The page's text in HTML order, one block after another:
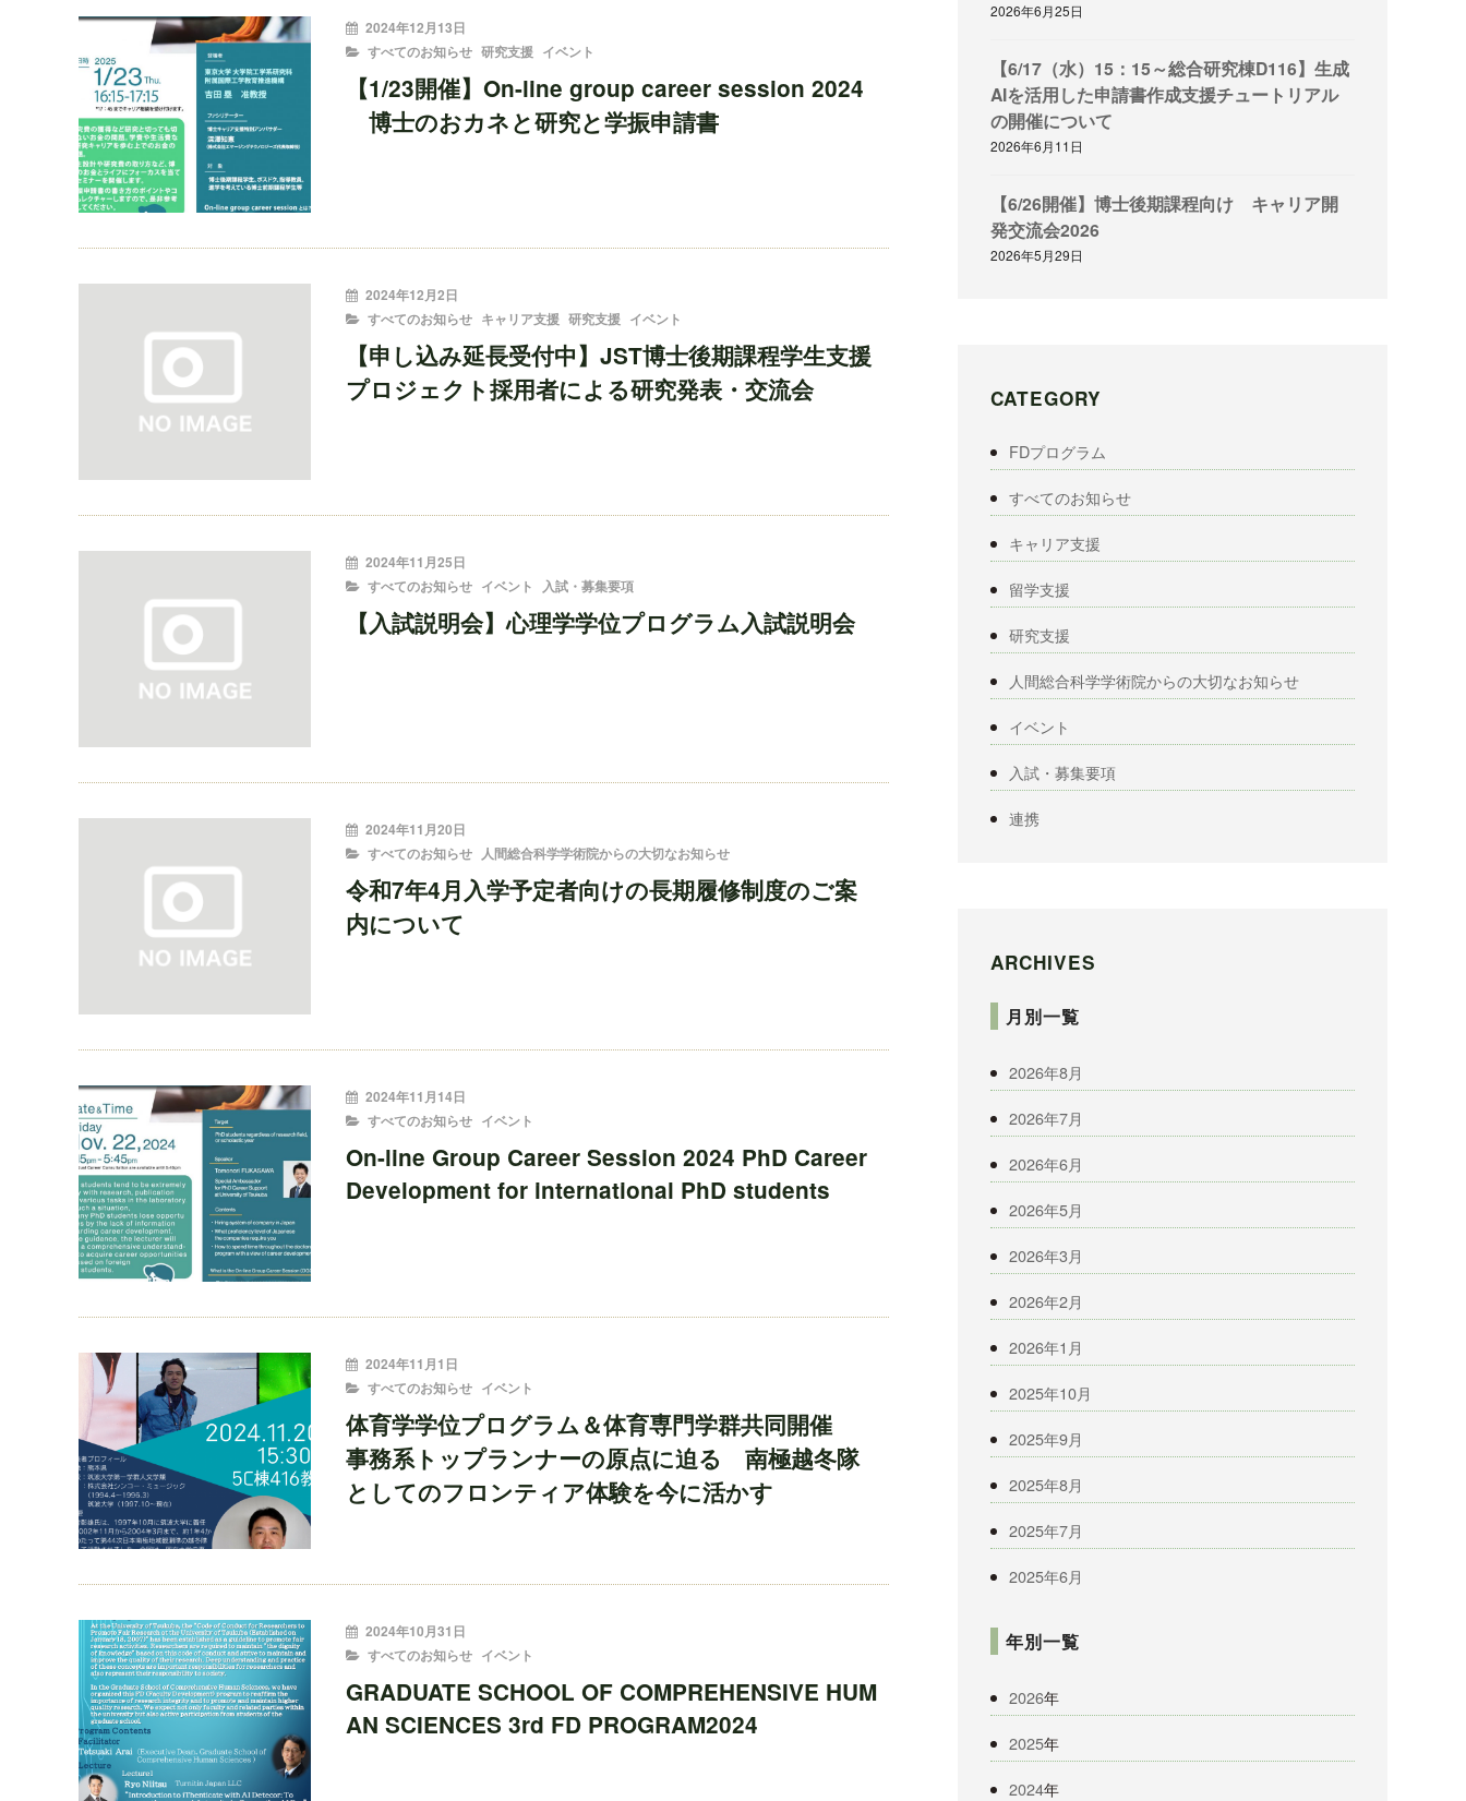
投
稿
2024年12月13日
CATEGORIES
すべてのお知らせ 研究支援 イベント
【1/23開催】On-line group career session 2024
博士のおカネと研究と学振申請書
投
稿
2024年12月2日
CATEGORIES
すべてのお知らせ キャリア支援 研究支援 イベント
【申し込み延長受付中】JST博士後期課程学生支援
プロジェクト採用者による研究発表・交流会
投
稿
2024年11月25日
CATEGORIES
すべてのお知らせ イベント 入試・募集要項
【入試説明会】心理学学位プログラム入試説明会
投
稿
2024年11月20日
CATEGORIES
すべてのお知らせ 人間総合科学学術院からの大切なお知らせ
令和7年4月入学予定者向けの長期履修制度のご案
内について
投
稿
2024年11月14日
CATEGORIES
すべてのお知らせ イベント
On-line Group Career Session 2024 PhD Career
Development for international PhD students
投
稿
2024年11月1日
CATEGORIES
すべてのお知らせ イベント
体育学学位プログラム＆体育専門学群共同開催
事務系トップランナーの原点に迫る 南極越冬隊
としてのフロンティア体験を今に活かす
投
稿
2024年10月31日
CATEGORIES
すべてのお知らせ イベント
GRADUATE SCHOOL OF COMPREHENSIVE HUM
AN SCIENCES 3rd FD PROGRAM2024
2026年6月25日
【6/17（水）15：15～総合研究棟D116】生成
AIを活用した申請書作成支援チュートリアル
の開催について
2026年6月11日
【6/26開催】博士後期課程向け キャリア開
発交流会2026
2026年5月29日
CATEGORY
FDプログラム
すべてのお知らせ
キャリア支援
留学支援
研究支援
人間総合科学学術院からの大切なお知らせ
イベント
入試・募集要項
連携
ARCHIVES
月別一覧
2026年8月
2026年7月
2026年6月
2026年5月
2026年3月
2026年2月
2026年1月
2025年10月
2025年9月
2025年8月
2025年7月
2025年6月
年別一覧
2026年
2025年
2024年